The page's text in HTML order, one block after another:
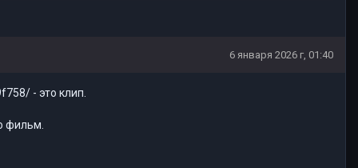
6 января 2026 г, 01:40
- это клип.
фильм.